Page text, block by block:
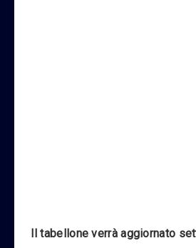
Il tabellone verrà aggiornato